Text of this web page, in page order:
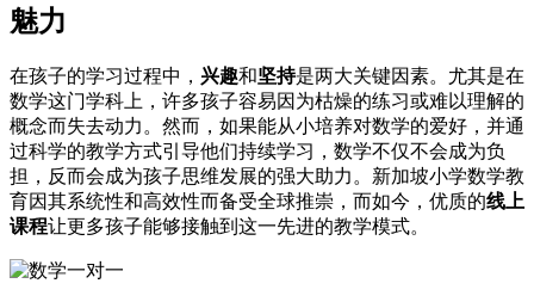
魅力
在孩子的学习过程中， 兴趣和坚持是两大关键因素。尤其是在
数学这门学科上，许多孩子容易因为枯燥的练习或难以理解的
概念而失去动力。然而，如果能从小培养对数学的爱好，并通
过科学的教学方式引导他们持续学习，数学不仅不会成为负
担，反而会成为孩子思维发展的强大助力。新加坡小学数学教
育因其系统性和高效性而备受全球推崇，而如今，优质的线上
课程让更多孩子能够接触到这一先进的教学模式。